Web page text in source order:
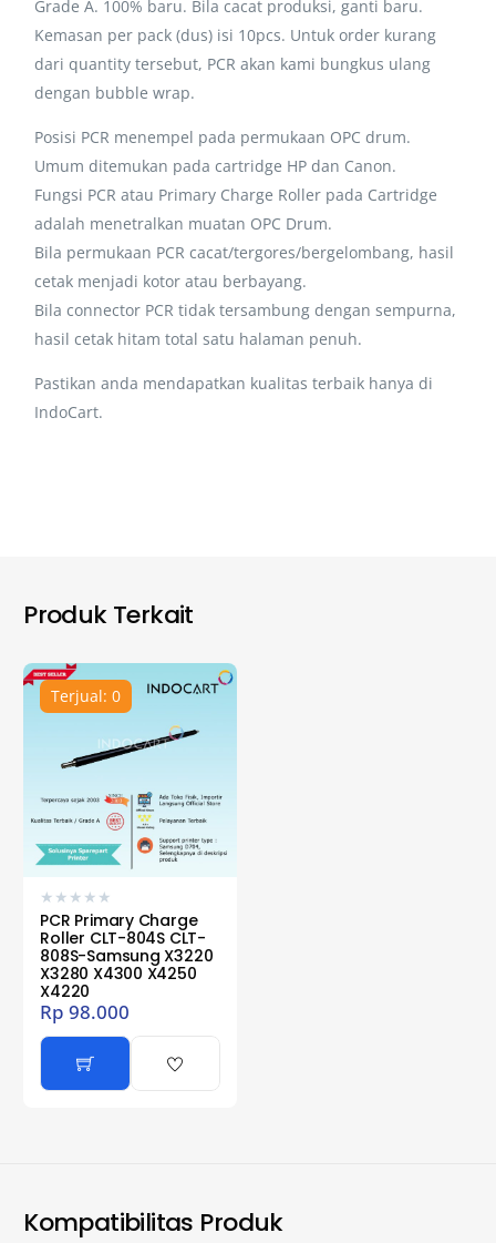
Grade A. 100% baru. Bila cacat produksi, ganti baru.
Kemasan per pack (dus) isi 10pcs. Untuk order kurang
dari quantity tersebut, PCR akan kami bungkus ulang
dengan bubble wrap.
Posisi PCR menempel pada permukaan OPC drum.
Umum ditemukan pada cartridge HP dan Canon.
Fungsi PCR atau Primary Charge Roller pada Cartridge
adalah menetralkan muatan OPC Drum.
Bila permukaan PCR cacat/tergores/bergelombang, hasil
cetak menjadi kotor atau berbayang.
Bila connector PCR tidak tersambung dengan sempurna,
hasil cetak hitam total satu halaman penuh.
Pastikan anda mendapatkan kualitas terbaik hanya di
IndoCart.
Produk Terkait
Terjual: 0
★ ★ ★ ★ ★
PCR Primary Charge
Roller CLT-804S CLT-
808S-Samsung X3220
X3280 X4300 X4250
X4220
Rp 98.000
Kompatibilitas Produk